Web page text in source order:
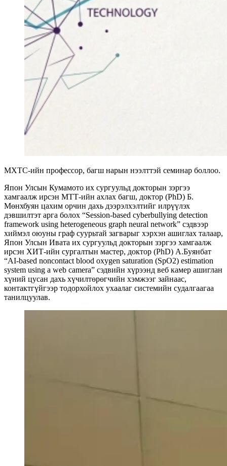
МХТС-ийн профессор, багш нарын нээлттэй семинар боллоо.
Япон Улсын Кумамото их сургуульд докторын зэргээ
хамгаалж ирсэн МТТ-ийн ахлах багш, доктор (PhD) Б.
Мөнхбуян цахим орчин дахь дээрэлхэлтийг илрүүлэх
дэвшилтэт арга болох “Session-based cyberbullying detection
framework using heterogeneous graph neural network” сэдвээр
хиймэл оюуны граф суурьтай загварыг хэрхэн ашиглах талаар,
Япон Улсын Ивата их сургуульд докторын зэргээ хамгаалж
ирсэн ХИТ-ийн сургалтын мастер, доктор (PhD) А.Буянбат
“АI-based noncontact blood oxygen saturation (SpO2) estimation
system using a web camera” сэдвийн хүрээнд веб камер ашиглан
хүний цусан дахь хүчилтөрөгчийн хэмжээг зайнаас,
контактгүйгээр тодорхойлох ухаалаг системийн судалгаагаа
танилцуулав.